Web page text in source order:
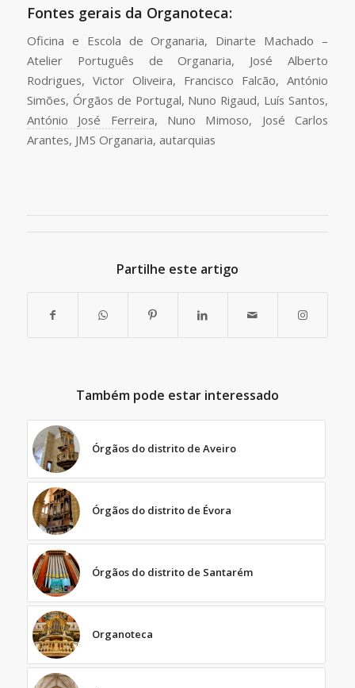
Fontes gerais da Organoteca:
Oficina e Escola de Organaria, Dinarte Machado –
Atelier Português de Organaria, José Alberto
Rodrigues, Victor Oliveira, Francisco Falcão, António
Simões, Órgãos de Portugal, Nuno Rigaud, Luís Santos,
António José Ferreira, Nuno Mimoso, José Carlos
Arantes, JMS Organaria, autarquias
Partilhe este artigo
Também pode estar interessado
Órgãos do distrito de Aveiro
Órgãos do distrito de Évora
Órgãos do distrito de Santarém
Organoteca